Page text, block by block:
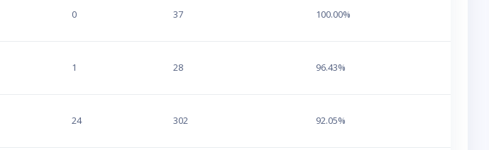
0 37 100.00%
1 28 96.43%
24 302 92.05%